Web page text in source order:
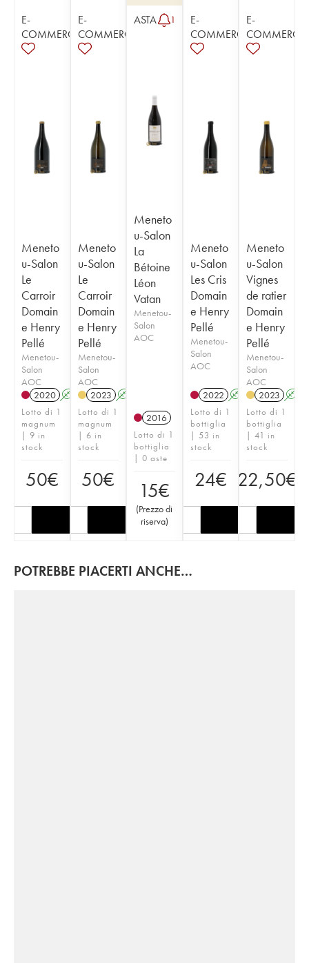
E-
COMMERCE
Meneto
u-Salon
Le
Carroir
Domain
e Henry
Pellé
Menetou-
Salon
AOC
2020 A
Lotto di 1
magnum
| 9 in
stock
50€
E-
COMMERCE
Meneto
u-Salon
Le
Carroir
Domain
e Henry
Pellé
Menetou-
Salon
AOC
2023 A
Lotto di 1
magnum
| 6 in
stock
50€
ASTA 1
Meneto
u-Salon
La
Bétoine
Léon
Vatan
Menetou-
Salon
AOC
2016
Lotto di 1
bottiglia
| 0 aste
15€
(Prezzo di
riserva)
E-
COMMERCE
Meneto
u-Salon
Les Cris
Domain
e Henry
Pellé
Menetou-
Salon
AOC
2022 A
Lotto di 1
bottiglia
| 53 in
stock
24€
E-
COMMERCE
Meneto
u-Salon
Vignes
de ratier
Domain
e Henry
Pellé
Menetou-
Salon
AOC
2023 A
Lotto di 1
bottiglia
| 41 in
stock
22,50€
POTREBBE PIACERTI ANCHE…